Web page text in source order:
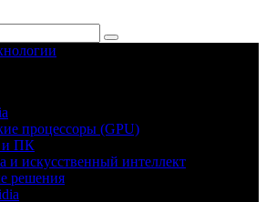
процессоры (GPU)
и ПК
и искусственный интеллект
решения